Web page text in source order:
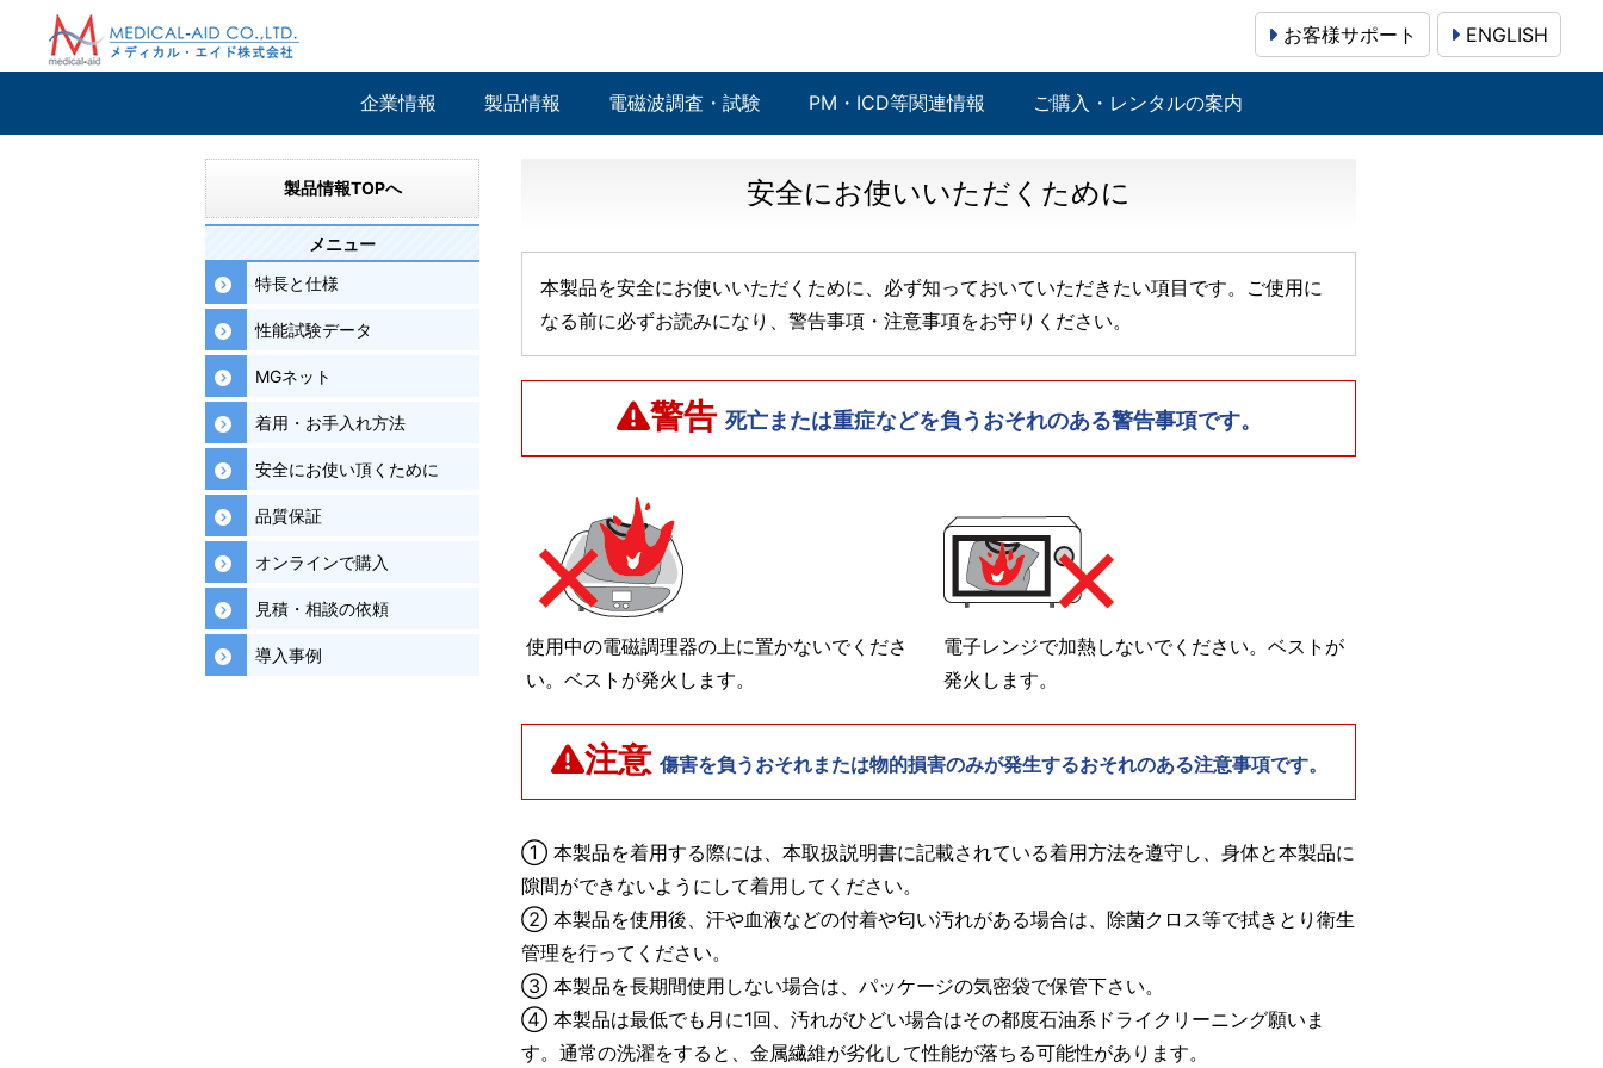
お客様サポート ENGLISH
企業情報 製品情報 電磁波調査・試験 PM・ICD等関連情報 ご購入・レンタルの案内
製品情報TOPへ
メニュー
特長と仕様
性能試験データ
MGネット
着用・お手入れ方法
安全にお使い頂くために
品質保証
オンラインで購入
見積・相談の依頼
導入事例
安全にお使いいただくために
本製品を安全にお使いいただくために、必ず知っておいていただきたい項目です。ご使用に
なる前に必ずお読みになり、警告事項・注意事項をお守りください。
警告 死亡または重症などを負うおそれのある警告事項です。
使用中の電磁調理器の上に置かないでくださ
い。ベストが発火します。
電子レンジで加熱しないでください。ベストが
発火します。
注意 傷害を負うおそれまたは物的損害のみが発生するおそれのある注意事項です。
① 本製品を着用する際には、本取扱説明書に記載されている着用方法を遵守し、身体と本製品に
隙間ができないようにして着用してください。
② 本製品を使用後、汗や血液などの付着や匂い汚れがある場合は、除菌クロス等で拭きとり衛生
管理を行ってください。
③ 本製品を長期間使用しない場合は、パッケージの気密袋で保管下さい。
④ 本製品は最低でも月に1回、汚れがひどい場合はその都度石油系ドライクリーニング願いま
す。通常の洗濯をすると、金属繊維が劣化して性能が落ちる可能性があります。